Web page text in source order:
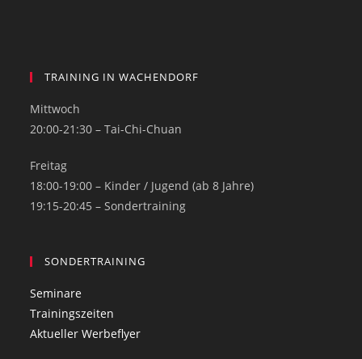
TRAINING IN WACHENDORF
Mittwoch
20:00-21:30 – Tai-Chi-Chuan
Freitag
18:00-19:00 – Kinder / Jugend (ab 8 Jahre)
19:15-20:45 – Sondertraining
SONDERTRAINING
Seminare
Trainingszeiten
Aktueller Werbeflyer